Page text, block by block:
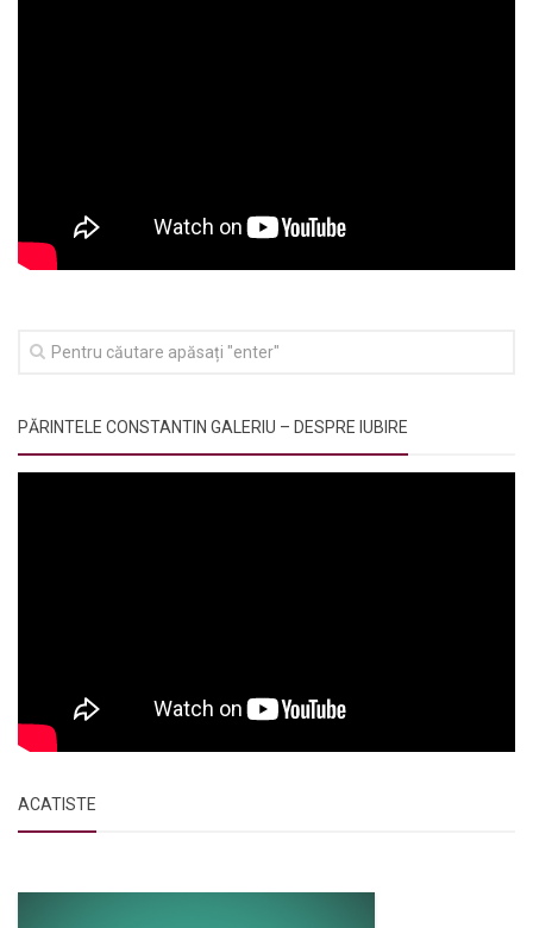
PĂRINTELE CONSTANTIN GALERIU – DESPRE IUBIRE
ACATISTE